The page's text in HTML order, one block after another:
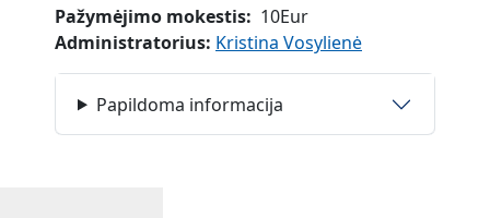
Pažymėjimo mokestis
10Eur
Administratorius: Kristina Vosylienė
Papildoma informacija